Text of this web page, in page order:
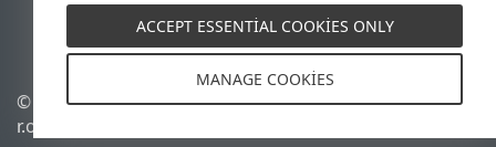
ESET Status Portal
Bölgesel destek
© 1992 - 2026 ESET, spol. s
r.o. - Tüm hakları saklıdır.
Çerezleri yönet
ACCEPT ESSENTIAL COOKIES ONLY
MANAGE COOKIES